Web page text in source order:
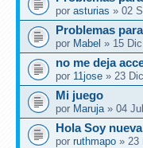
por asturias » 02
Problemas
por Mabel » 15
no me deja
por 11jose » 23
Mi juego
por Maruja» 04
Hola Soy nueva
por ruthmapo » 23